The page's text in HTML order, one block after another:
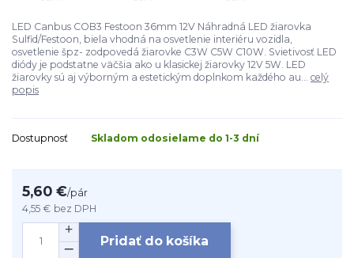
LED Canbus COB3 Festoon 36mm 12V Náhradná LED žiarovka
Sulfid/Festoon, biela vhodná na osvetlenie interiéru vozidla,
osvetlenie špz- zodpovedá žiarovke C3W C5W C10W. Svietivosť LED
diódy je podstatne väčšia ako u klasickej žiarovky 12V 5W. LED
žiarovky sú aj výborným a estetickým doplnkom každého au... celý
popis
Dostupnosť Skladom odosielame do 1-3 dní
5,60 €/pár
4,55 € bez DPH
Pridať do košíka